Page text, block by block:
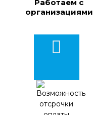
Работаем с
организациями